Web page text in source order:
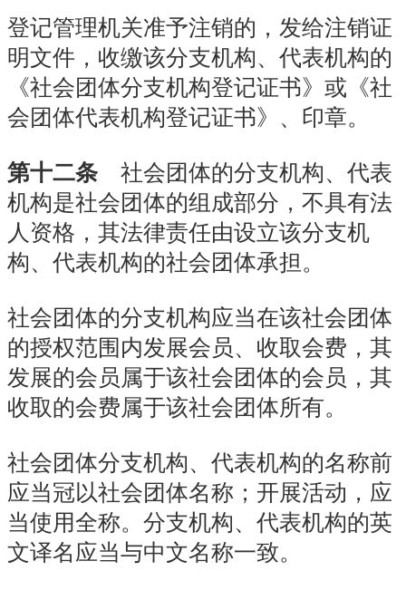
登记管理机关准予注销的，发给注销证
明文件，收缴该分支机构、代表机构的
《社会团体分支机构登记证书》或《社
会团体代表机构登记证书》、印章。
第十二条 社会团体的分支机构、代表
机构是社会团体的组成部分，不具有法
人资格，其法律责任由设立该分支机
构、代表机构的社会团体承担。
社会团体的分支机构应当在该社会团体
的授权范围内发展会员、收取会费，其
发展的会员属于该社会团体的会员，其
收取的会费属于该社会团体所有。
社会团体分支机构、代表机构的名称前
应当冠以社会团体名称；开展活动，应
当使用全称。分支机构、代表机构的英
文译名应当与中文名称一致。